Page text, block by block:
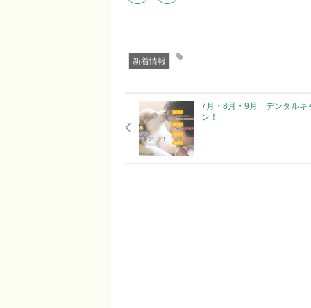
新着情報
7月・8月・9月 デンタルキ
ン！